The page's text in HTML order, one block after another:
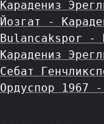
Карадениз
Йозгат -
Bulancakspor -
Карадениз
Себат
Ордуспор 1967